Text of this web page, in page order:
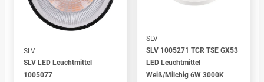
SLV
SLV LED Leuchtmittel
1005077
SLV
SLV 1005271 TCR TSE GX53
LED Leuchtmittel
Weiß/Milchig 6W 3000K